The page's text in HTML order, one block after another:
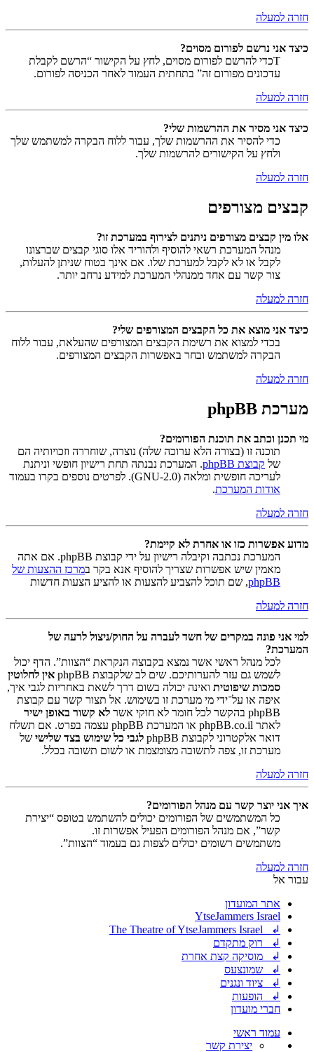
חזרה למעלה
כיצד אני נרשם לפורום מסוים?
Tכדי להרשם לפורום מסוים, לחץ על הקישור “הרשם לקבלת
עדכונים מפורום זה” בתחתית העמוד לאחר הכניסה לפורום.
חזרה למעלה
כיצד אני מסיר את ההרשמות שלי?
כדי להסיר את ההרשמות שלך, עבור ללוח הבקרה למשתמש שלך
ולחץ על הקישורים להרשמות שלך.
חזרה למעלה
קבצים מצורפים
אלו מין קבצים מצורפים ניתנים לצירוף במערכת זו?
מנהל המערכת רשאי להוסיף ולהוריד אלו סוגי קבצים שברצונו
לקבל או לא לקבל למערכת שלו. אם אינך בטוח שניתן להעלות,
צור קשר עם אחד ממנהלי המערכת למידע נרחב יותר.
חזרה למעלה
כיצד אני מוצא את כל הקבצים המצורפים שלי?
בכדי למצוא את רשימת הקבצים המצורפים שהעלאת, עבור ללוח
הבקרה למשתמש ובחר באפשרות הקבצים המצורפים.
חזרה למעלה
מערכת phpBB
מי תכנן וכתב את תוכנת הפורומים?
תוכנה זו (בצורה הלא ערוכה שלה) נוצרה, שוחררה וזכויותיה הם
של קבוצת phpBB
. המערכת נבנתה תחת רישיון חופשי וניתנת
לעריכה חופשית ומלאה (GNU-2.0). לפרטים נוספים בקרו בעמוד
אודות המערכת.
חזרה למעלה
מדוע אפשרות כזו או אחרת לא קיימת?
המערכת נכתבה וקיבלה רישיון על ידי קבוצת phpBB. אם אתה
מאמין שיש אפשרות שצריך להוסיף אנא בקר במרכז ההצעות של
phpBB, שם תוכל להצביע להצעות או להציע הצעות חדשות
חזרה למעלה
למי אני פונה במקרים של חשד לעברה על החוק/ניצול לרעה של
המערכת?
לכל מנהל ראשי אשר נמצא בקבוצה הנקראת “הצוות”. הדף יכול
לשמש גם עזר להערותיכם. שים לב שלקבוצת phpBB
אין לחלוטין
סמכות שיפוטית ואינה יכולה בשום דרך לשאת באחריות לגבי איך,
איפה או על־ידי מי מערכת זו בשימוש. אל תצור קשר עם קבוצת
phpBB בהקשר לכל חומר לא חוקי אשר
לא קשור באופן ישיר
לאתר phpBB.co.il או המערכת phpBB עצמה בפרט. אם תשלח
דואר אלקטרוני לקבוצת phpBB
לגבי כל שימוש בצד שלישי של
מערכת זו, צפה לתשובה מצומצמת או לשום תשובה בכלל.
חזרה למעלה
איך אני יוצר קשר עם מנהל הפורומים?
כל המשתמשים של הפורומים יכולים להשתמש בטופס “יצירת
קשר”, אם מנהל הפורומים הפעיל אפשרות זו.
משתמשים רשומים יכולים לצפות גם בעמוד “הצוות”.
חזרה למעלה
עבור אל
אתר המועדון
YtseJammers Israel
↲ The Theatre of YtseJammers Israel
↲ רוק מתקדם
↲ מוסיקה קצת אחרת
↲ שמונצעס
↲ ציוד ונגנים
↲ הופעות
חברי מועדון
עמוד ראשי
יצירת קשר